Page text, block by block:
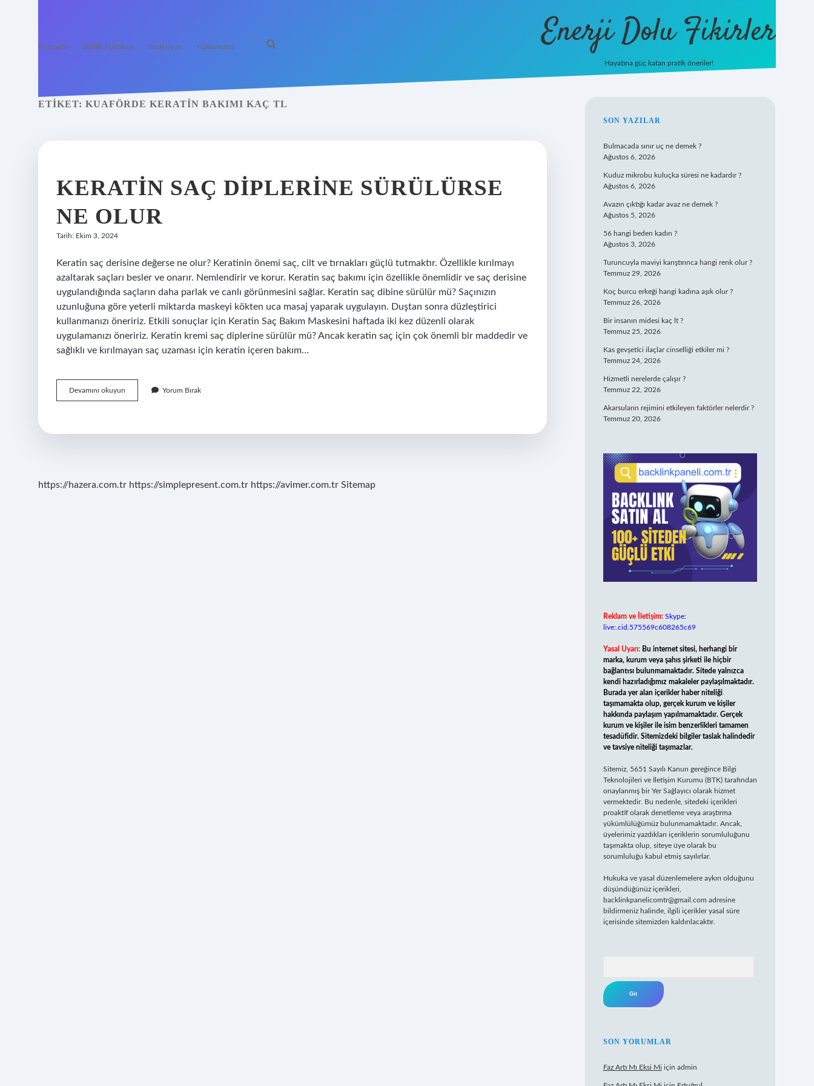
Anasayfa Gizlilik Politikası Yasal Uyarı Hakkımızda Enerji Dolu Fikirler
Hayatına güç katan pratik öneriler!
ETIKET: KUAFÖRDE KERATIN BAKIMI KAÇ TL
KERATIN SAÇ DIPLERINE SÜRÜLÜRSE
NE OLUR
Tarih: Ekim 3, 2024
Keratin saç derisine değerse ne olur? Keratinin önemi saç, cilt ve tırnakları güçlü tutmaktır. Özellikle kırılmayı
azaltarak saçları besler ve onarır. Nemlendirir ve korur. Keratin saç bakımı için özellikle önemlidir ve saç derisine
uygulandığında saçların daha parlak ve canlı görünmesini sağlar. Keratin saç dibine sürülür mü? Saçınızın
uzunluğuna göre yeterli miktarda maskeyi kökten uca masaj yaparak uygulayın. Duştan sonra düzleştirici
kullanmanızı öneririz. Etkili sonuçlar için Keratin Saç Bakım Maskesini haftada iki kez düzenli olarak
uygulamanızı öneririz. Keratin kremi saç diplerine sürülür mü? Ancak keratin saç için çok önemli bir maddedir ve
sağlıklı ve kırılmayan saç uzaması için keratin içeren bakım…
Devamını okuyun
Saç
Ne
Yorum Bırak
https://hazera.com.tr https://simplepresent.com.tr https://avimer.com.tr Sitemap
SIDEBAR
SON YAZILAR
Bulmacada sınır uç ne demek ?
Ağustos 6, 2026
Kuduz mikrobu kuluçka süresi ne kadardır ?
Ağustos 6, 2026
Avazın çıktığı kadar avaz ne demek ?
Ağustos 5, 2026
56 hangi beden kadın ?
Ağustos 3, 2026
Turuncuyla maviyi karıştırınca hangi renk olur ?
Temmuz 29, 2026
Koç burcu erkeği hangi kadına aşık olur ?
Temmuz 26, 2026
Bir insanın midesi kaç lt ?
Temmuz 25, 2026
Kas gevşetici ilaçlar cinselliği etkiler mi ?
Temmuz 24, 2026
Hizmetli nerelerde çalışır ?
Temmuz 22, 2026
Akarsuların rejimini etkileyen faktörler nelerdir ?
Temmuz 20, 2026
Reklam ve İletişim: Skype:
live:.cid.575569c608265c69
Yasal Uyarı: Bu internet sitesi, herhangi bir
marka, kurum veya şahıs şirketi ile hiçbir
bağlantısı bulunmamaktadır. Sitede yalnızca
kendi hazırladığımız makaleler paylaşılmaktadır.
Burada yer alan içerikler haber niteliği
taşımamakta olup, gerçek kurum ve kişiler
hakkında paylaşım yapılmamaktadır. Gerçek
kurum ve kişiler ile isim benzerlikleri tamamen
tesadüfidir. Sitemizdeki bilgiler taslak halindedir
ve tavsiye niteliği taşımazlar.
Sitemiz, 5651 Sayılı Kanun gereğince Bilgi
Teknolojileri ve İletişim Kurumu (BTK) tarafından
onaylanmış bir Yer Sağlayıcı olarak hizmet
vermektedir. Bu nedenle, sitedeki içerikleri
proaktif olarak denetleme veya araştırma
yükümlülüğümüz bulunmamaktadır. Ancak,
üyelerimiz yazdıkları içeriklerin sorumluluğunu
taşımakta olup, siteye üye olarak bu
sorumluluğu kabul etmiş sayılırlar.
Hukuka ve yasal düzenlemelere aykırı olduğunu
düşündüğünüz içerikleri,
backlinkpanelicomtr@gmail.com adresine
bildirmeniz halinde, ilgili içerikler yasal süre
içerisinde sitemizden kaldırılacaktır.
SON YORUMLAR
Faz Artı Mı Eksi Mi için admin